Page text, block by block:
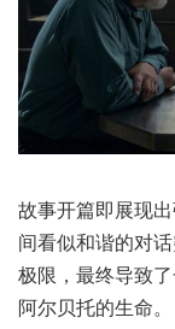
故事开篇即展现
间看似和谐的对
极限，最终导致
阿尔贝托的生命。